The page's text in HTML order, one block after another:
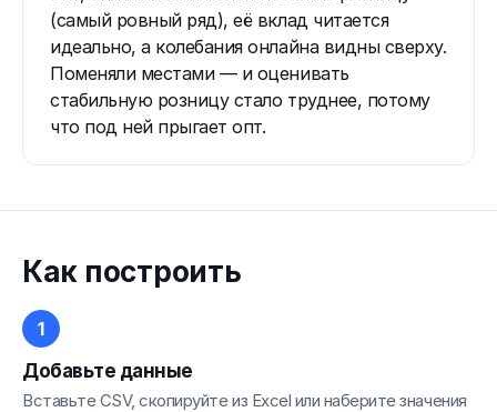
(самый ровный ряд), её вклад читается
идеально, а колебания онлайна видны сверху.
Поменяли местами — и оценивать
стабильную розницу стало труднее, потому
что под ней прыгает опт.
Как построить
Добавьте данные
Вставьте CSV, скопируйте из Excel или наберите значения